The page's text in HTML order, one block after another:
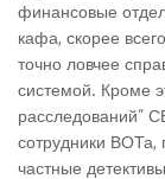
финансовые
кафа, скорее
точно ловчее
системой. Кроме
расследований”
сотрудники ВОТа,
частные